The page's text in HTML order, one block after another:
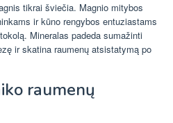
tikrai šviečia. Magnio mitybos
ir kūno rengybos entuziastams
Mineralas padeda sumažinti
ir skatina raumenų atsistatymą po
raumenų